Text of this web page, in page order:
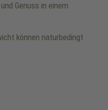
Genuss in einem
können naturbedingt